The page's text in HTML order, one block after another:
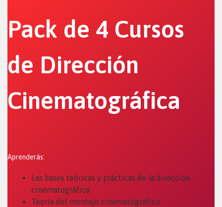
Pack de 4 Cursos
de Dirección
Cinematográfica
Aprenderás:
Las bases teóricas y prácticas de la dirección
cinematográfica
Teoría del montaje cinematográfico